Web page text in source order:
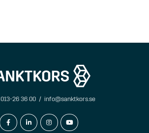
013-26 36 00 / info@sanktkors.se
facebook-flinkedin-ininstagramyoutube